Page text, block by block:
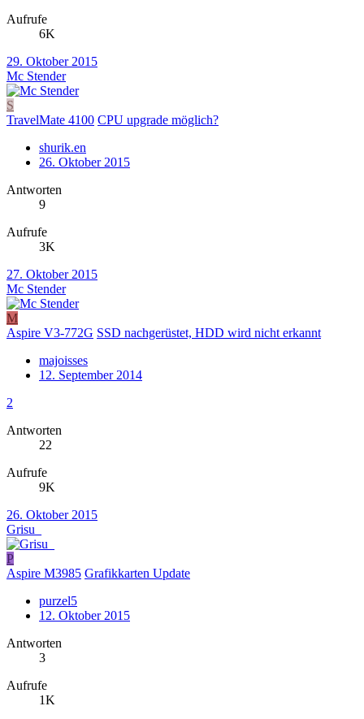
Aufrufe
6K
29. Oktober 2015
Mc Stender
S
TravelMate 4100 CPU upgrade möglich?
shurik.en
26. Oktober 2015
Antworten
9
Aufrufe
3K
27. Oktober 2015
Mc Stender
M
Aspire V3-772G SSD nachgerüstet, HDD wird nicht erkannt
majoisses
12. September 2014
2
Antworten
22
Aufrufe
9K
26. Oktober 2015
Grisu_
P
Aspire M3985 Grafikkarten Update
purzel5
12. Oktober 2015
Antworten
3
Aufrufe
1K